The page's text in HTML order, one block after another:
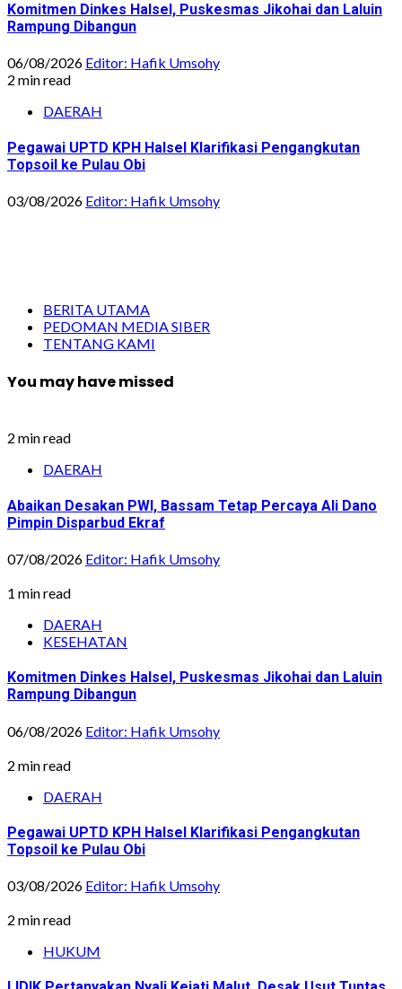
Komitmen Dinkes Halsel, Puskesmas Jikohai dan Laluin
Rampung Dibangun
06/08/2026 Editor: Hafik Umsohy
2 min read
DAERAH
Pegawai UPTD KPH Halsel Klarifikasi Pengangkutan
Topsoil ke Pulau Obi
03/08/2026 Editor: Hafik Umsohy
BERITA UTAMA
PEDOMAN MEDIA SIBER
TENTANG KAMI
You may have missed
2 min read
DAERAH
Abaikan Desakan PWI, Bassam Tetap Percaya Ali Dano
Pimpin Disparbud Ekraf
07/08/2026 Editor: Hafik Umsohy
1 min read
DAERAH
KESEHATAN
Komitmen Dinkes Halsel, Puskesmas Jikohai dan Laluin
Rampung Dibangun
06/08/2026 Editor: Hafik Umsohy
2 min read
DAERAH
Pegawai UPTD KPH Halsel Klarifikasi Pengangkutan
Topsoil ke Pulau Obi
03/08/2026 Editor: Hafik Umsohy
2 min read
HUKUM